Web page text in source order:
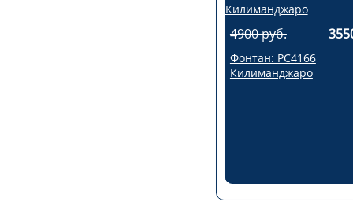
4900 руб.
Фонтан: РС4166
Килиманджаро